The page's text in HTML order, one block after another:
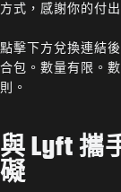
方式，感謝你的付出
點擊下方兌換連結
合包。數量有限。
則。
與 Lyft 攜
礙